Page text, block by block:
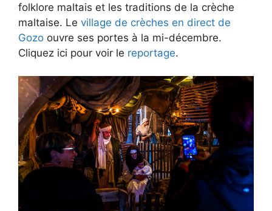
folklore maltais et les traditions de la crèche
maltaise. Le village de crèches en direct de
Gozo ouvre ses portes à la mi-décembre.
Cliquez ici pour voir le reportage.